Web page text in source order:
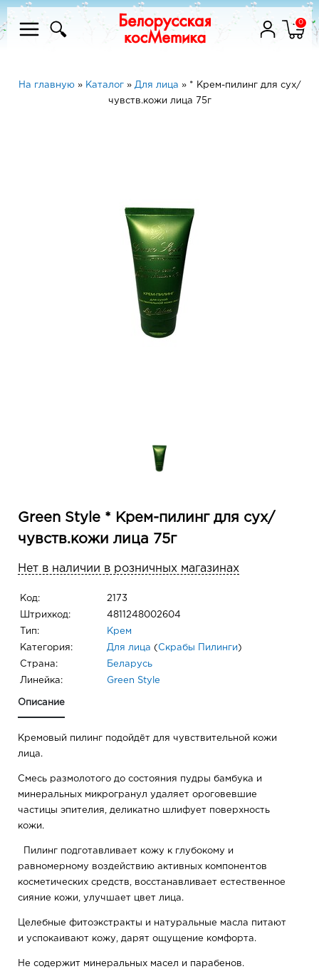
0
На главную» Каталог» Для лица » * Крем-пилинг для сух/
чувств.кожи лица 75г
Green Style * Крем-пилинг для сух/
чувств.кожи лица 75г
Нет в наличии в розничных магазинах
Код: 2173
Штрихкод: 4811248002604
Тип: Крем
Категория: Для лица ( Скрабы Пилинги )
Страна: Беларусь
Линейка: Green Style
Описание
Кремовый пилинг подойдёт для чувствительной кожи
лица.
Смесь размолотого до состояния пудры бамбука и
минеральных микрогранул удаляет ороговевшие
частицы эпителия, деликатно шлифует поверхность
кожи.
Пилинг подготавливает кожу к глубокому и
равномерному воздействию активных компонентов
косметических средств, восстанавливает естественное
сияние кожи, улучшает цвет лица.
Целебные фитоэкстракты и натуральные масла питают
и успокаивают кожу, дарят ощущение комфорта.
Не содержит минеральных масел и парабенов.